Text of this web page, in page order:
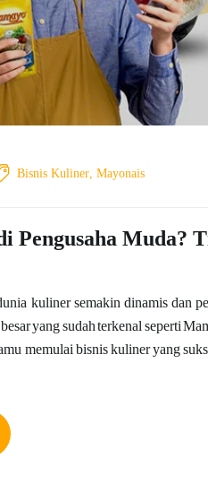
Bisnis Kuliner, Mayonais
Pengusaha
kuliner semakin dinamis dan
yang sudah terkenal seperti
memulai bisnis kuliner yang